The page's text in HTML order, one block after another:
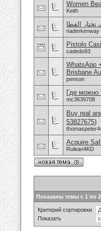
Women
Keith
القطا
naderkenway
Pistolo
cadedo93
WhatsApp
Brisbane
penson
Где можно
mc3639708
Buy real
53827675)
Acquire
Rulean4KD
Показаны темы с 1 по
Критерий сортировки
Показать